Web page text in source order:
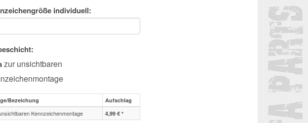
individuell:
zur unsichtbaren
Bezeichung Aufschlag
Kennzeichenmontage 4,99 € *